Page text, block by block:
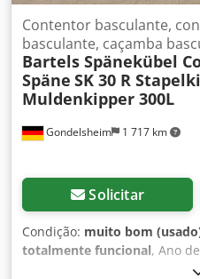
Gondelsheim 1 717 km
Contentor basculante,
basculante, caçamba
Bartels Spänekübel
Späne SK 30 R
Muldenkipper 300L
Solicitar
Condição: muito bom
totalmente funcional, Ano
30 R – Caçamba basculante,